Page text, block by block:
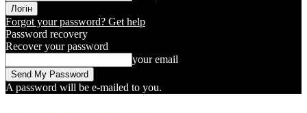
Forgot your password? Get help
Password recovery
Recover your password
your email
A password will be e-mailed to you.